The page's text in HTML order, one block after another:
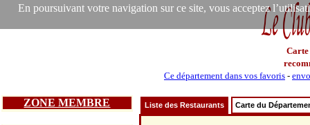
En poursuivant votre navigation sur ce site, vous acceptez
Carte
Ce département dans vos favoris -
ZONE MEMBRE Liste des Restaurants Carte du